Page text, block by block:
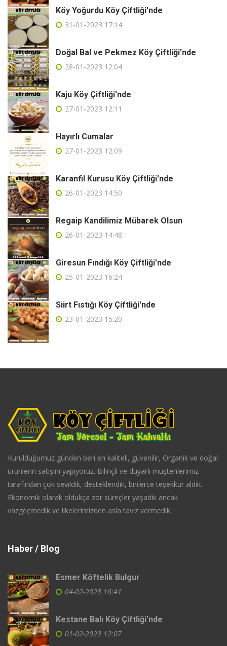
Köy Yoğurdu Köy Çiftliği'nde
31-01-2023 17:14
Doğal Bal ve Pekmez Köy Çiftliği'nde
28-01-2023 12:04
Kaju Köy Çiftliği'nde
27-01-2023 12:11
Hayırlı Cumalar
27-01-2023 12:09
Karanfil Kurusu Köy Çiftliği'nde
26-01-2023 14:50
Regaip Kandilimiz Mübarek Olsun
26-01-2023 14:48
Giresun Fındığı Köy Çiftliği'nde
25-01-2023 16:24
Siirt Fıstığı Köy Çiftliği'nde
23-01-2023 15:20
Kurulduğumuz günden beri en kaliteli, güvenilir, Organik ve doğal
ürünlerin satışını yapıyoruz. Bilinçli ve duyarlı müşterilerimiz
tarafından çok sevildik, desteklendik, binlerce teşekkür aldık.
Ekonomik olarak oldukça zor süreçler yaşadık ancak
vazgeçmedik ve ilkelerimizden asla taviz vermedik.
Haber / Blog
Esmer Köftelik Bulgur
04-02-2023 16:41
Kestane Balı Köy Çiftliği'nde
01-02-2023 12:07